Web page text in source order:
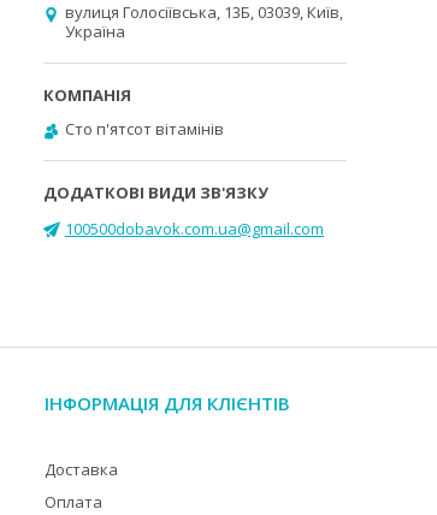
вулиця Голосіївська, 13Б, 03039, Київ,
Україна
Cто п'ятсот вітамінів
100500dobavok.com.ua@gmail.com
ІНФОРМАЦІЯ ДЛЯ КЛІЄНТІВ
Доставка
Оплата